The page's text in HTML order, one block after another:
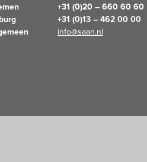
+31 (0)20 – 660 60 60
+31 (0)13 – 462 00 00
info@saan.nl